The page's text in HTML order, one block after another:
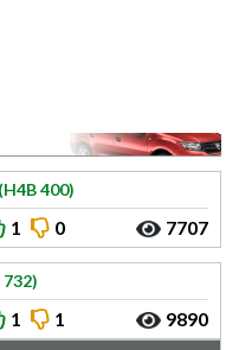
400)
1 0 7707
1 1
9890